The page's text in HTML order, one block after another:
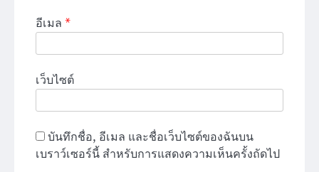
อีเมล *
เว็บไซต์
บันทึกชื่อ, อีเมล และชื่อเว็บไซต์ของฉันบน
เบราว์เซอร์นี้ สำหรับการแสดงความเห็นครั้งถัดไป